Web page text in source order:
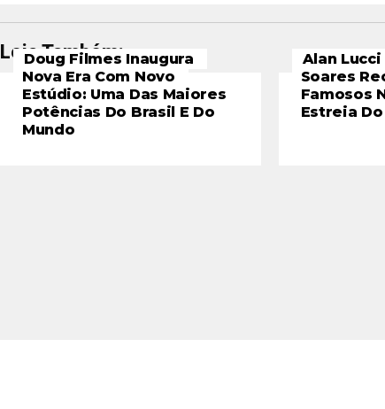
Leia Também:
Doug Filmes Inaugura
Nova Era Com Novo
Estúdio: Uma Das Maiores
Potências Do Brasil E Do
Mundo
Alan Lucci
Soares
Famosos
Estreia